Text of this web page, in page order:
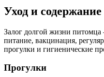
Уход и содержание
Залог долгой жизни
питание, вакцинация,
прогулки и гигиенические
Прогулки